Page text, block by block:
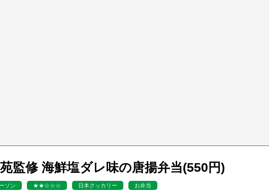
監修 海鮮塩ダレ味の唐揚弁当(550円)
ソン ★★☆☆☆ 日本クッカリー お弁当